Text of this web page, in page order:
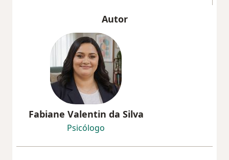
Autor
Fabiane Valentin da Silva
Psicólogo